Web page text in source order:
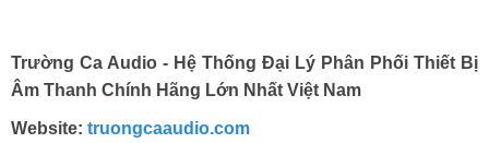
Trường Ca Audio - Hệ Thống Đại Lý Phân Phối Thiết Bị
Âm Thanh Chính Hãng Lớn Nhất Việt Nam
Website: truongcaaudio.com